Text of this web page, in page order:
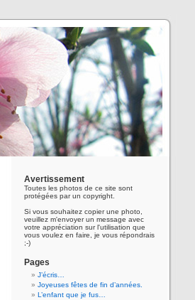
Avertissement
Toutes les photos de ce site sont
protégées par un copyright.
Si vous souhaitez copier une photo,
veuillez m'envoyer un message avec
votre appréciation sur l'utilisation que
vous voulez en faire, je vous répondrais
;-)
Pages
J’écris…
Joyeuses fêtes de fin d’années.
L’enfant que je fus…